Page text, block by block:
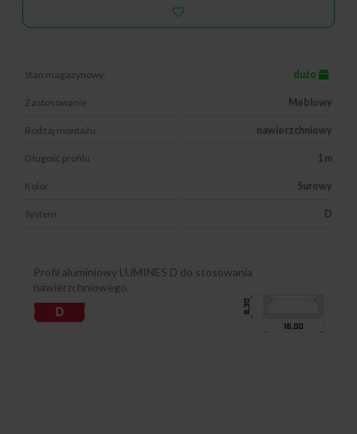
Stan magazynowy: dużo
Zastosowanie Meblowy
Rodzaj montażu nawierzchniowy
Długość profilu 1 m
Kolor Surowy
System D
Profil aluminiowy LUMINES D do stosowania
nawierzchniowego.